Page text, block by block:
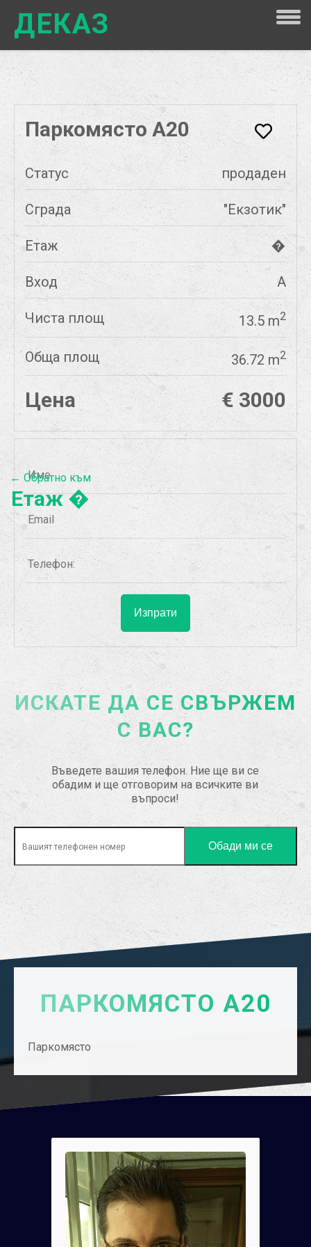
ДЕКАЗ
Паркомясто А20
Статус продаден
Сграда "Екзотик"
Етаж �
Вход А
Чиста площ 13.5 m2
Обща площ 36.72 m2
Цена € 3000
ИСКАТЕ ДА СЕ СВЪРЖЕМ
С ВАС?
Въведете вашия телефон. Ние ще ви се
обадим и ще отговорим на всичките ви
въпроси!
ПАРКОМЯСТО А20
Паркомясто
← Обратно към
Етаж �